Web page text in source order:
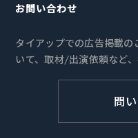
お問い合わせ
タイアップでの広告掲載
いて、取材/出演依頼など
問